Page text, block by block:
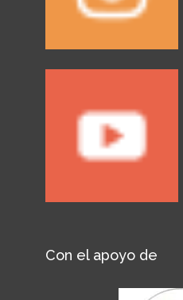
Con el apoyo de